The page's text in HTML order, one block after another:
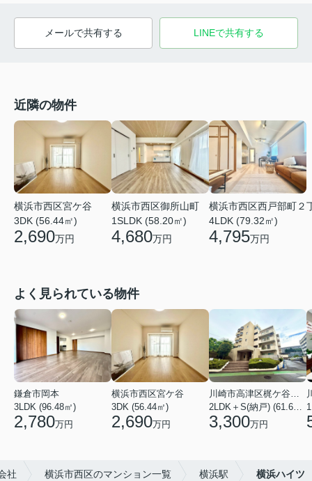
メールで共有する LINEで共有する
近隣の物件
横浜市西区宮ケ谷
3DK (56.44㎡)
2,690万円
横浜市西区御所山町
1SLDK (58.20㎡)
4,680万円
横浜市西区西戸部町２
4LDK (79.32㎡)
4,795万円
よく見られている物件
鎌倉市岡本
3LDK (96.48㎡)
2,780万円
横浜市西区宮ケ谷
3DK (56.44㎡)
2,690万円
川崎市高津区梶ケ谷２丁目
2LDK＋S(納戸) (61.61㎡)
3,300万円
社 横浜市西区のマンション一覧 横浜駅 横浜ハイツ